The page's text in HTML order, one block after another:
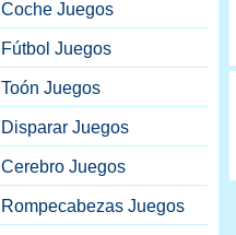
Coche Juegos
Fútbol Juegos
Toón Juegos
Disparar Juegos
Cerebro Juegos
Rompecabezas Juegos